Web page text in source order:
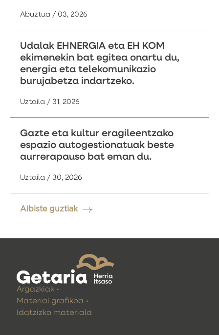
Abuztua / 03, 2026
Udalak EHNERGIA eta EH KOM
ekimenekin bat egitea onartu du,
energia eta telekomunikazio
burujabetza indartzeko.
Uztaila / 31, 2026
Gazte eta kultur eragileentzako
espazio autogestionatuak beste
aurrerapauso bat eman du.
Uztaila / 30, 2026
Albiste guztiak
Argazkiak
Material grafikoa
Idatzizko materiala